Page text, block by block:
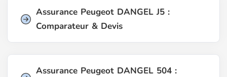
Assurance Peugeot DANGEL J5 :
Comparateur & Devis
Assurance Peugeot DANGEL 504 :